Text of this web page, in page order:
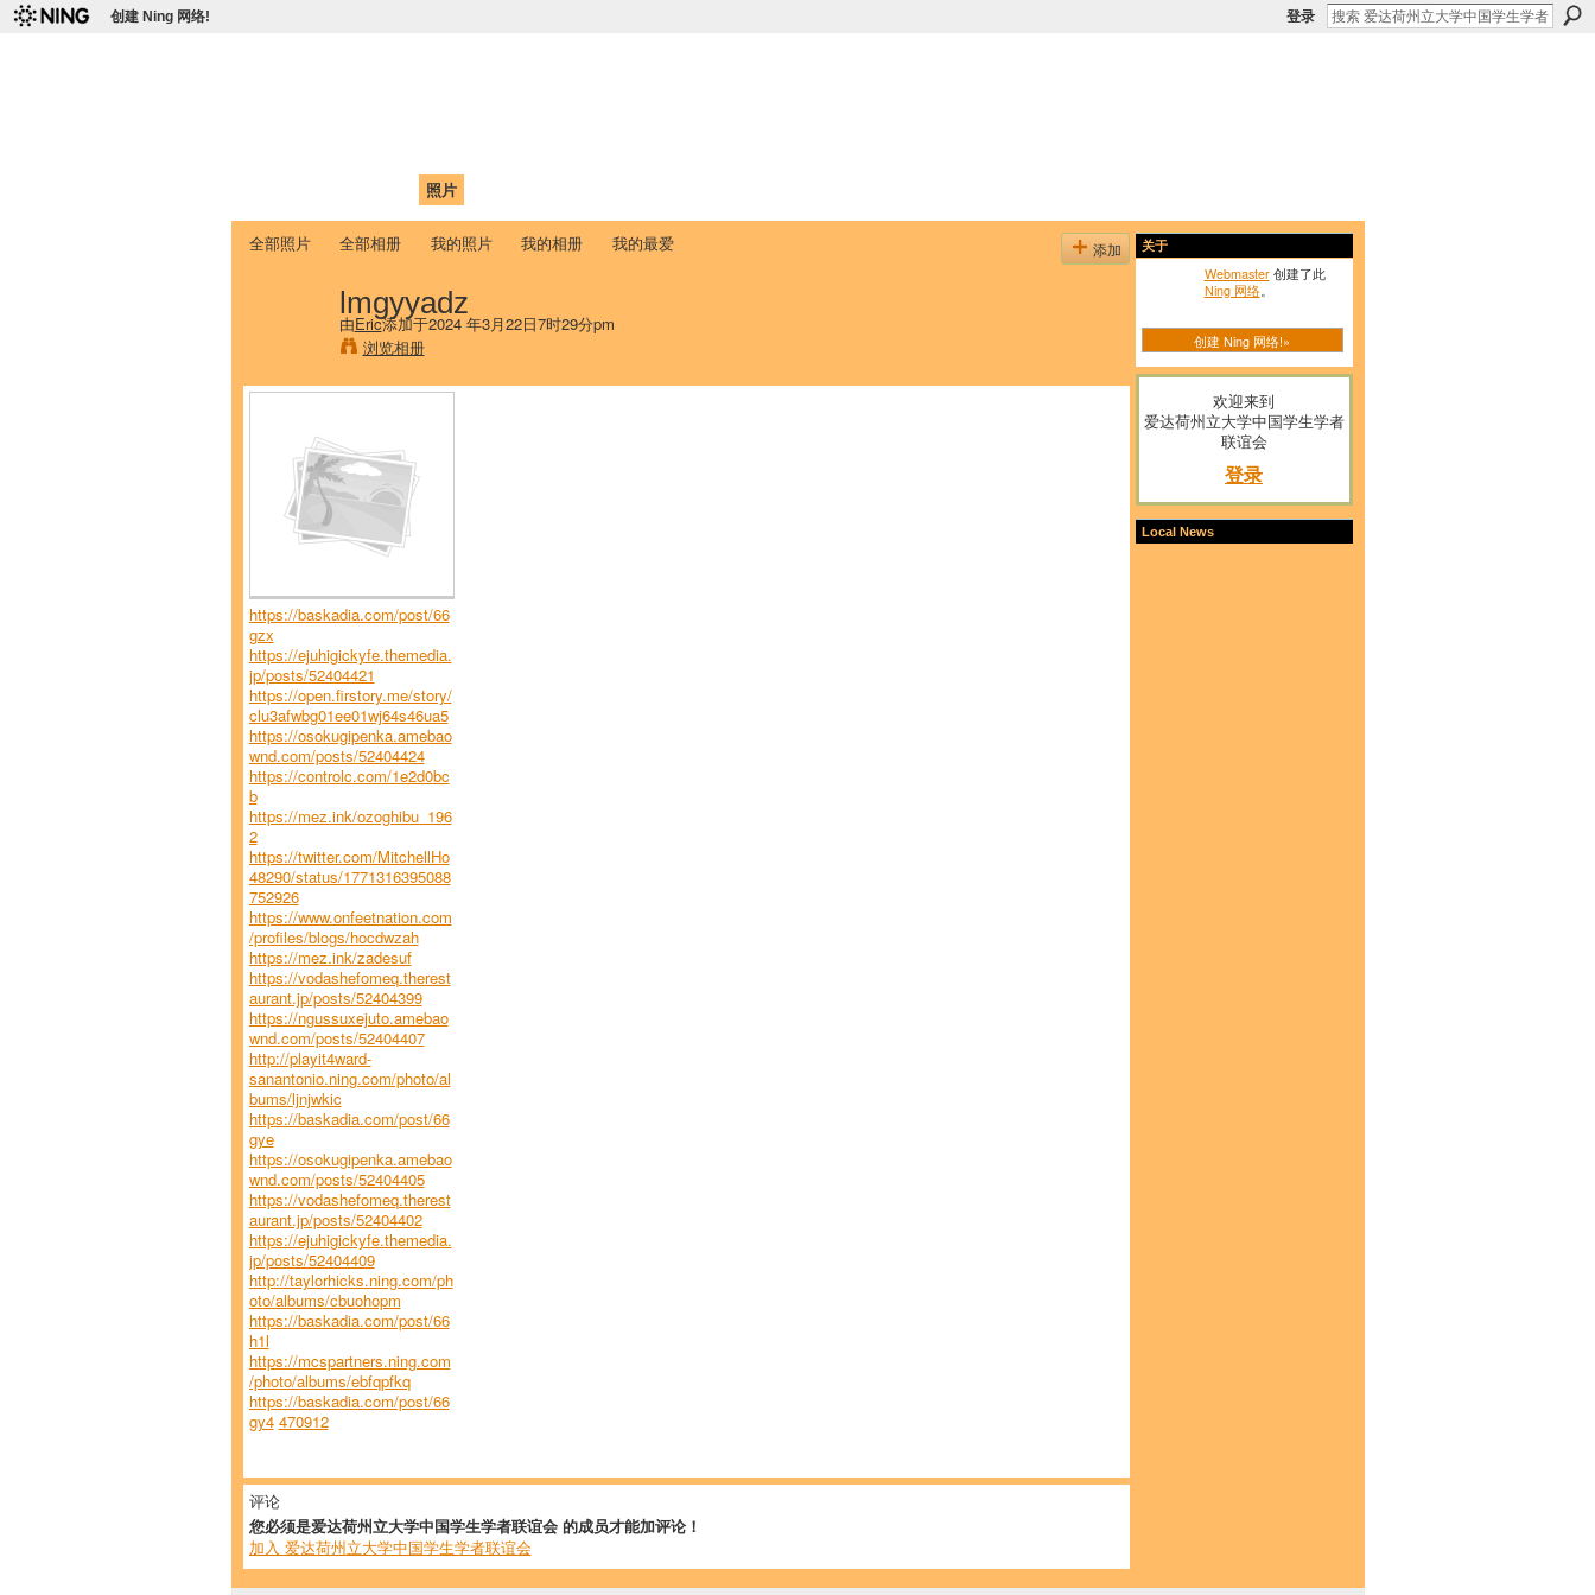
创建 Ning 网络! 登录
照片
全部照片 全部相册 我的照片 我的相册 我的最爱 添加
lmgyyadz
由Eric添加于2024 年3月22日7时29分pm
浏览相册
https://baskadia.com/post/66
gzx
https://ejuhigickyfe.themedia.
jp/posts/52404421
https://open.firstory.me/story/
clu3afwbg01ee01wj64s46ua5
https://osokugipenka.amebao
wnd.com/posts/52404424
https://controlc.com/1e2d0bc
b
https://mez.ink/ozoghibu_196
2
https://twitter.com/MitchellHo
48290/status/1771316395088
752926
https://www.onfeetnation.com
/profiles/blogs/hocdwzah
https://mez.ink/zadesuf
https://vodashefomeq.therest
aurant.jp/posts/52404399
https://ngussuxejuto.amebao
wnd.com/posts/52404407
http://playit4ward-
sanantonio.ning.com/photo/al
bums/ljnjwkic
https://baskadia.com/post/66
gye
https://osokugipenka.amebao
wnd.com/posts/52404405
https://vodashefomeq.therest
aurant.jp/posts/52404402
https://ejuhigickyfe.themedia.
jp/posts/52404409
http://taylorhicks.ning.com/ph
oto/albums/cbuohopm
https://baskadia.com/post/66
h1l
https://mcspartners.ning.com
/photo/albums/ebfqpfkq
https://baskadia.com/post/66
gy4 470912
评论
您必须是爱达荷州立大学中国学生学者联谊会 的成员才能加评论！
加入 爱达荷州立大学中国学生学者联谊会
关于
Webmaster创建了此
Ning 网络。
创建 Ning 网络!»
欢迎来到
爱达荷州立大学中国学生学者
联谊会
登录
Local News